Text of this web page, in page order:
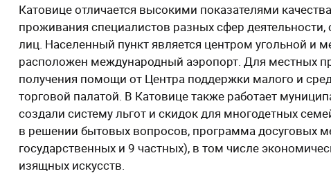
Катовице отличается высокими показателями
проживания специалистов разных сфер
лиц. Населенный пункт является центром угольной и
расположен международный аэропорт. Для местных
получения помощи от Центра поддержки малого и
торговой палатой. В Катовице также работает
создали систему льгот и скидок для многодетных
в решении бытовых вопросов, программа досуговых
государственных и 9 частных), в том числе
изящных искусств.